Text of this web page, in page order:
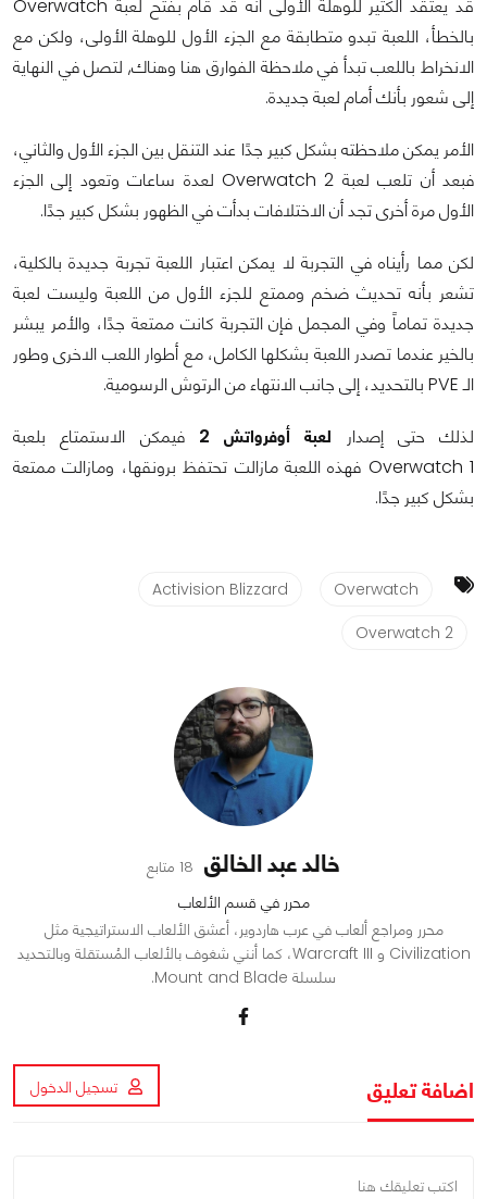
قد يعتقد الكثير للوهلة الأولى أنه قد قام بفتح لعبة Overwatch
بالخطأ، اللعبة تبدو متطابقة مع الجزء الأول للوهلة الأولى، ولكن مع
الانخراط باللعب تبدأ في ملاحظة الفوارق هنا وهناك, لتصل في النهاية
إلى شعور بأنك أمام لعبة جديدة.
الأمر يمكن ملاحظته بشكل كبير جدًا عند التنقل بين الجزء الأول والثاني،
فبعد أن تلعب لعبة Overwatch 2 لعدة ساعات وتعود إلى الجزء
الأول مرة أخرى تجد أن الاختلافات بدأت في الظهور بشكل كبير جدًا.
لكن مما رأيناه في التجربة لا يمكن اعتبار اللعبة تجربة جديدة بالكلية،
تشعر بأنه تحديث ضخم وممتع للجزء الأول من اللعبة وليست لعبة
جديدة تماماً وفي المجمل فإن التجربة كانت ممتعة جدًا، والأمر يبشر
بالخير عندما تصدر اللعبة بشكلها الكامل، مع أطوار اللعب الاخرى وطور
الـ PVE بالتحديد، إلى جانب الانتهاء من الرتوش الرسومية.
لذلك حتى إصدار لعبة أوفرواتش 2
فيمكن الاستمتاع بلعبة
Overwatch 1 فهذه اللعبة مازالت تحتفظ برونقها، ومازالت ممتعة
بشكل كبير جدًا.
Overwatch
Activision Blizzard
Overwatch 2
خالد عبد الخالق 18 متابع
محرر في قسم الألعاب
محرر ومراجع ألعاب في عرب هاردوير، أعشق الألعاب الاستراتيجية مثل
Civilization و Warcraft III، كما أنني شغوف بالألعاب المُستقلة وبالتحديد
سلسلة Mount and Blade.
اضافة تعليق تسجيل الدخول